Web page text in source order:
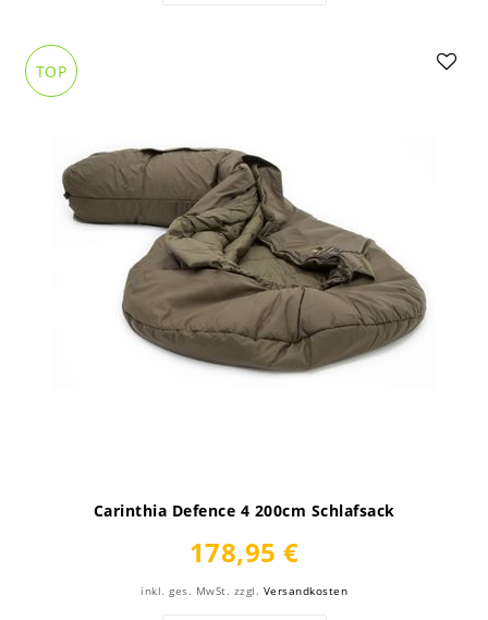
TOP
Carinthia Defence 4 200cm Schlafsack
178,95 €
inkl. ges. MwSt. zzgl. Versandkosten